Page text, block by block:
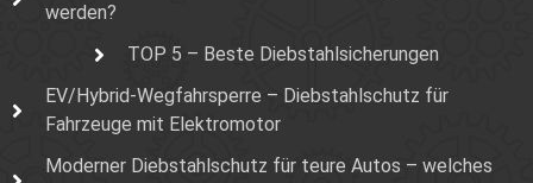
werden?
TOP 5 – Beste Diebstahlsicherungen
EV/Hybrid-Wegfahrsperre – Diebstahlschutz für
Fahrzeuge mit Elektromotor
Moderner Diebstahlschutz für teure Autos – welches